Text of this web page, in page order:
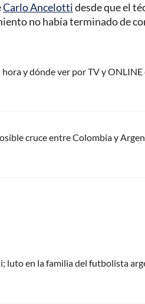
Carlo Ancelottidesde que el
no había terminado de
hora y dónde ver por TV y
cruce entre Colombia y
luto en la familia del futbolista